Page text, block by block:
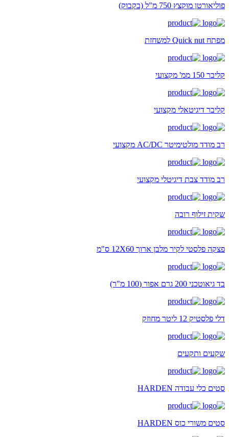
פוליאורטן מוקצץ 750 מ"ל (בקבוק)
מפתח Quick nut למשחזת
קליבר 150 ממ' מקצועי
קליבר דיגיטאלי מקצועי
רב מודד מולטימיטר AC/DC מקצועי
רב מודד צבת דיגיטלי מקצועי
שקית זילוף רובה
פצקה פלסטי לקיר מלבן ארוך 12X60 ס"מ
בד גיאוטכני 200 גרם אפור (100 מ"ר)
דלי פלסטיק 12 ליטר מחוזק
שקעים ותקעים
סטים כלי עבודה HARDEN
סטים משורי כוס HARDEN